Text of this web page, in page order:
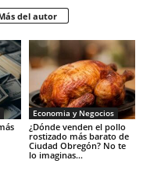
del autor
Economia y Negocios
¿Dónde venden el pollo
rostizado más barato de
Ciudad Obregón? No te
lo imaginas…